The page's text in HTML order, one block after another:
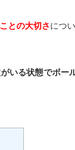
との大切さにつ
いる状態でボー